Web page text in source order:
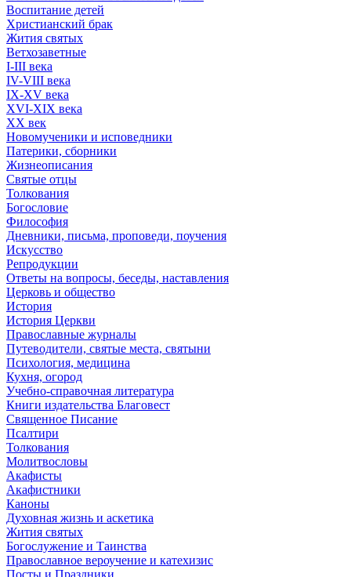
Воспитание детей
Христианский брак
Жития святых
Ветхозаветные
I-III века
IV-VIII века
IX-XV века
XVI-XIX века
XX век
Новомученики и исповедники
Патерики, сборники
Жизнеописания
Святые отцы
Толкования
Богословие
Философия
Дневники, письма, проповеди, поучения
Искусство
Репродукции
Ответы на вопросы, беседы, наставления
Церковь и общество
История
История Церкви
Православные журналы
Путеводители, святые места, святыни
Психология, медицина
Кухня, огород
Учебно-справочная литература
Книги издательства Благовест
Священное Писание
Псалтири
Толкования
Молитвословы
Акафисты
Акафистники
Каноны
Духовная жизнь и аскетика
Жития святых
Богослужение и Таинства
Православное вероучение и катехизис
Посты и Праздники